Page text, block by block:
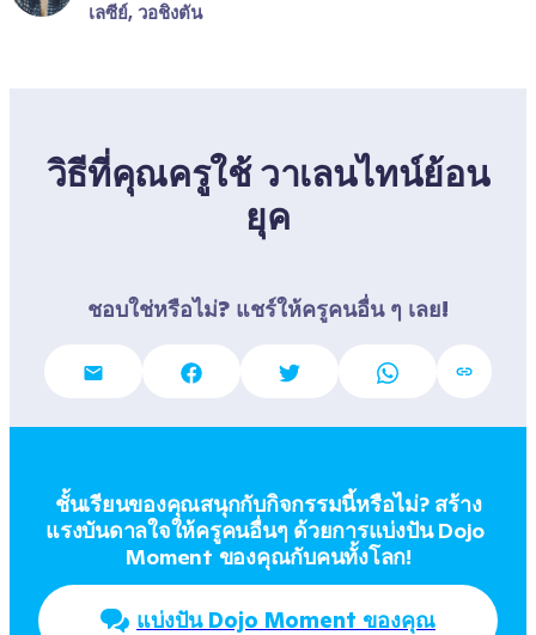
เลซีย์, วอชิงตัน
วิธีที่คุณครูใช้ วาเลนไทน์ย้อน
ยุค
ชอบใช่หรือไม่? แชร์ให้ครูคนอื่น ๆ เลย!
ชั้นเรียนของคุณสนุกกับกิจกรรมนี้หรือไม่? สร้าง
แรงบันดาลใจให้ครูคนอื่นๆ ด้วยการแบ่งปัน Dojo
Moment ของคุณกับคนทั้งโลก!
แบ่งปัน Dojo Moment ของคุณ